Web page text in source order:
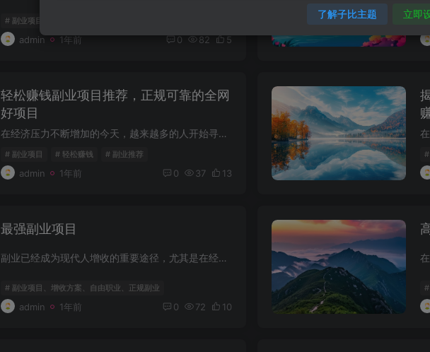
# 副业项目
admin 1年前 0 82 5
#
轻松赚钱副业项目推荐，正规可靠的全网
好项目
在经济压力不断增加的今天，越来越多的人开始寻找副业项目来增加收入。无论是轻松赚钱还是利用碎片时间，副业已经成为许多人生活的一部分。以下是我们整理的一些正规、可靠的副业项目推荐，涵盖...
# 副业项目 # 轻松赚钱 # 副业推荐
admin 1年前 0 37 13
最强副业项目
副业已经成为现代人增收的重要途径，尤其是在经济形势不确定的今天，拥有一份稳定的副业项目能够为生活提供更多保障。什么样的副业项目才能称为“最强副业项目”呢？本文将为你详细解析。 一、...
# 副业项目、增收方案、自由职业、正规副业
admin 1年前 0 72 10
#
了解子比主题 立即